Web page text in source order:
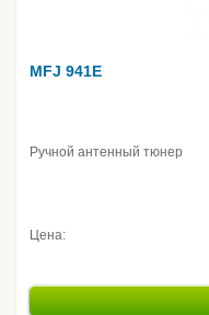
MFJ 941E
Ручной антенный тюнер
Цена: